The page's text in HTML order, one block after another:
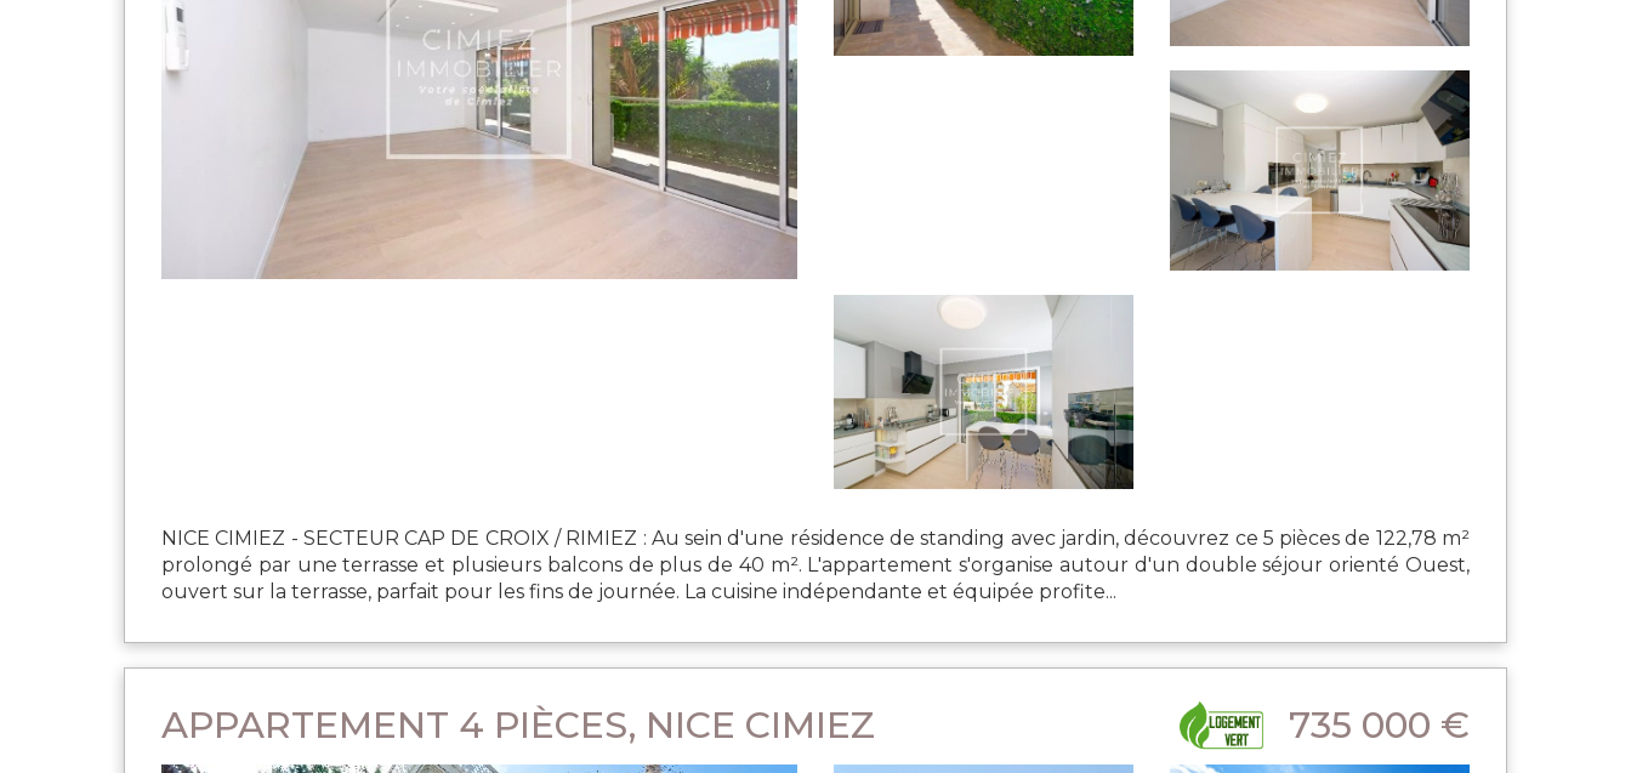
NICE CIMIEZ - SECTEUR CAP DE CROIX / RIMIEZ : Au sein d'une résidence de standing avec jardin, découvrez ce 5 pièces de 122,78 m²
prolongé par une terrasse et plusieurs balcons de plus de 40 m². L'appartement s'organise autour d'un double séjour orienté Ouest,
ouvert sur la terrasse, parfait pour les fins de journée. La cuisine indépendante et équipée profite...
APPARTEMENT 4 PIÈCES, NICE CIMIEZ 735 000 €